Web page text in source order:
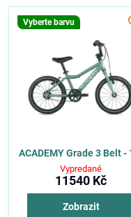
Vyberte barvu
ACADEMY Grade 3 Belt -
Vypredané
11540 Kč
Zobrazit